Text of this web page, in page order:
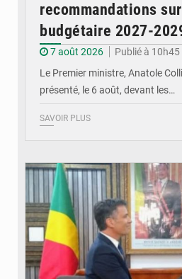
recommandations
budgétaire 2027-
7 août 2026
Publié à 10h45
Le Premier ministre, Anatole
présenté, le 6 août, devant les…
SAVOIR PLUS